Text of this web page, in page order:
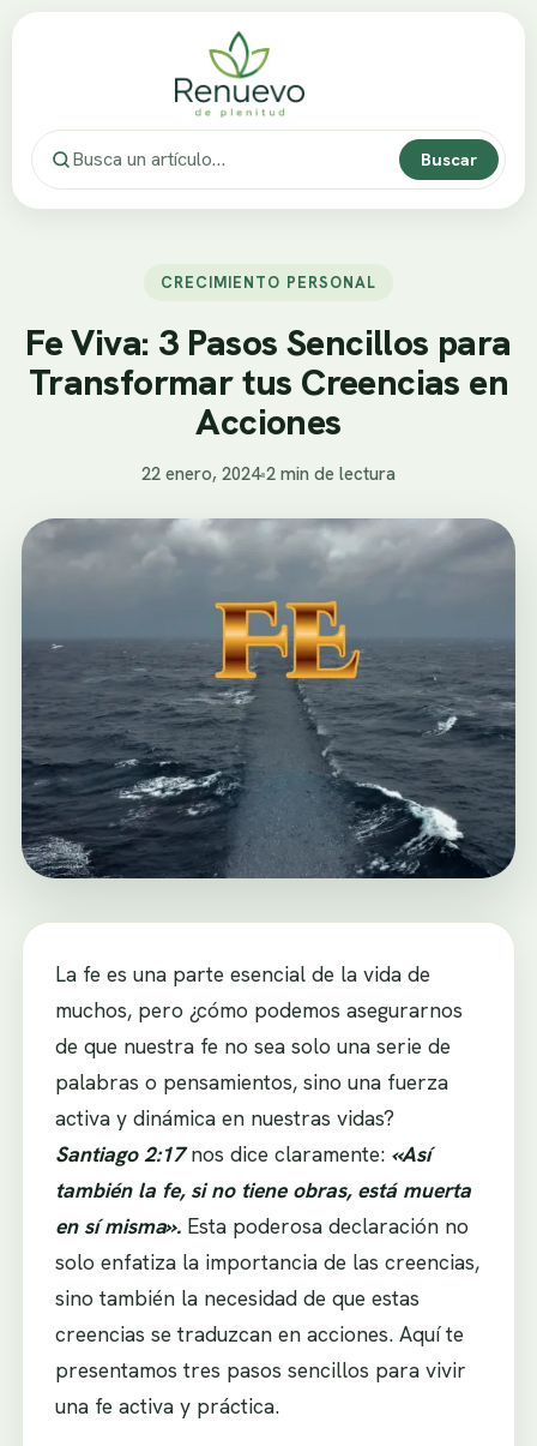
Buscar
CRECIMIENTO PERSONAL
Fe Viva: 3 Pasos Sencillos para
Transformar tus Creencias en
Acciones
22 enero, 2024•2 min de lectura
La fe es una parte esencial de la vida de
muchos, pero ¿cómo podemos asegurarnos
de que nuestra fe no sea solo una serie de
palabras o pensamientos, sino una fuerza
activa y dinámica en nuestras vidas?
Santiago 2:17nos dice claramente: «Así
también la fe, si no tiene obras, está muerta
en sí misma».Esta poderosa declaración no
solo enfatiza la importancia de las creencias,
sino también la necesidad de que estas
creencias se traduzcan en acciones. Aquí te
presentamos tres pasos sencillos para vivir
una fe activa y práctica.